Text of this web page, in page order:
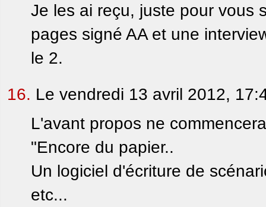
Je les ai reçu, juste pour vous
pages signé AA et une
le 2.
16. Le vendredi 13 avril 2012,
L'avant propos ne
"Encore du papier..
Un logiciel d'écriture de
etc...